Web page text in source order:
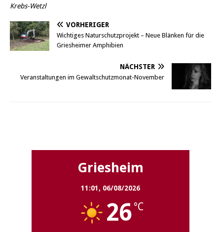
Krebs-Wetzl
VORHERIGER
Wichtiges Naturschutzprojekt – Neue Blänken für die
Griesheimer Amphibien
NÄCHSTER
Veranstaltungen im Gewaltschutzmonat-November
Griesheim
11:01, 06/08/2026
26°C